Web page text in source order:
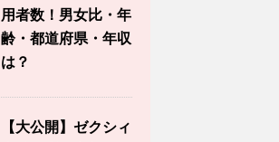
用者数！男女比・年
齢・都道府県・年収
は？
【大公開】ゼクシィ